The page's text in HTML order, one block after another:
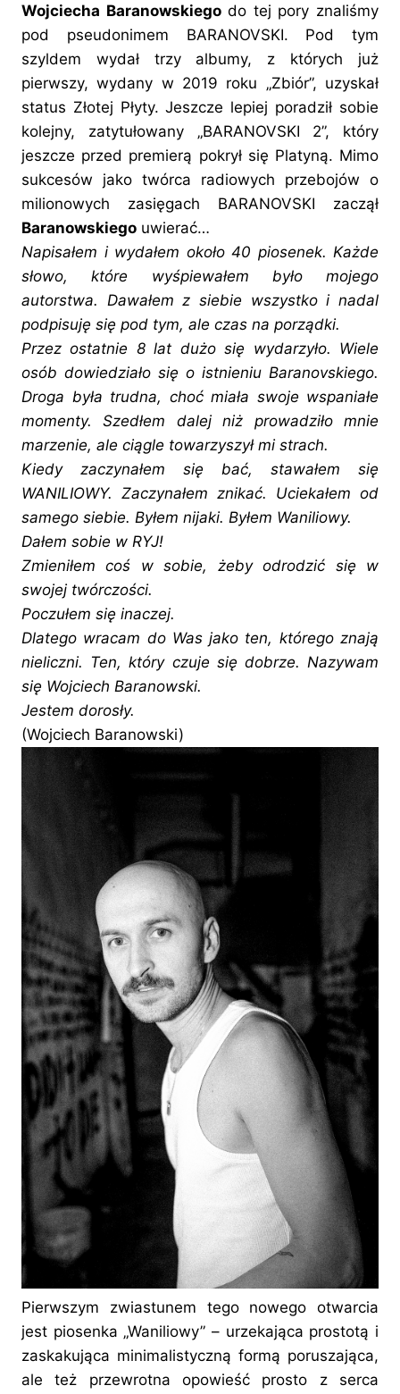
Wojciecha Baranowskiegodo tej pory znaliśmy
pod pseudonimem BARANOVSKI. Pod tym
szyldem wydał trzy albumy, z których już
pierwszy, wydany w 2019 roku „Zbiór”, uzyskał
status Złotej Płyty. Jeszcze lepiej poradził sobie
kolejny, zatytułowany „BARANOVSKI 2”, który
jeszcze przed premierą pokrył się Platyną. Mimo
sukcesów jako twórca radiowych przebojów o
milionowych zasięgach BARANOVSKI zaczął
Baranowskiego uwierać…
Napisałem i wydałem około 40 piosenek. Każde
słowo, które wyśpiewałem było mojego
autorstwa. Dawałem z siebie wszystko i nadal
podpisuję się pod tym, ale czas na porządki.
Przez ostatnie 8 lat dużo się wydarzyło. Wiele
osób dowiedziało się o istnieniu Baranovskiego.
Droga była trudna, choć miała swoje wspaniałe
momenty. Szedłem dalej niż prowadziło mnie
marzenie, ale ciągle towarzyszył mi strach.
Kiedy zaczynałem się bać, stawałem się
WANILIOWY. Zaczynałem znikać. Uciekałem od
samego siebie. Byłem nijaki. Byłem Waniliowy.
Dałem sobie w RYJ!
Zmieniłem coś w sobie, żeby odrodzić się w
swojej twórczości.
Poczułem się inaczej.
Dlatego wracam do Was jako ten, którego znają
nieliczni. Ten, który czuje się dobrze. Nazywam
się Wojciech Baranowski.
Jestem dorosły.
(Wojciech Baranowski)
Pierwszym zwiastunem tego nowego otwarcia
jest piosenka „Waniliowy” – urzekająca prostotą i
zaskakująca minimalistyczną formą poruszająca,
ale też przewrotna opowieść prosto z serca